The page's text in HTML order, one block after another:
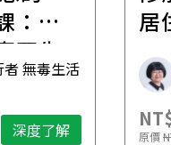
深度了解 原價